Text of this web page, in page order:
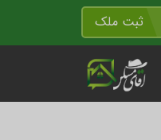
ثبت ملک